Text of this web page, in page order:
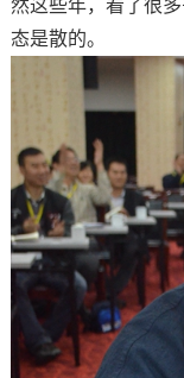
然这些年，看了很
态是散的。